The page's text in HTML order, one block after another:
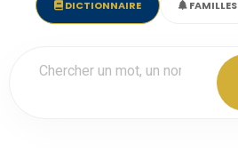
DICTIONNAIRE FAMILLES